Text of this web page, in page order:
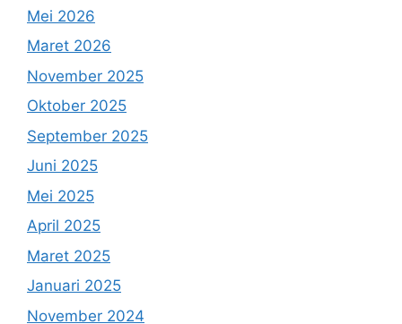
Mei 2026
Maret 2026
November 2025
Oktober 2025
September 2025
Juni 2025
Mei 2025
April 2025
Maret 2025
Januari 2025
November 2024